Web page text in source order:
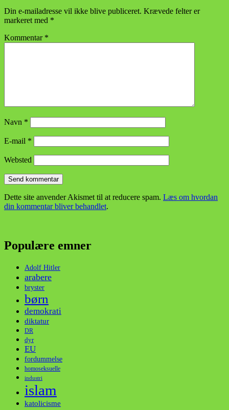
Din e-mailadresse vil ikke blive publiceret. Krævede felter er
markeret med *
Kommentar *
Navn *
E-mail *
Websted
Dette site anvender Akismet til at reducere spam. Læs om hvordan
din kommentar bliver behandlet.
Populære emner
Adolf Hitler
arabere
bryster
børn
demokrati
diktatur
DR
dyr
EU
fordummelse
homoseksuelle
industri
islam
katolicisme